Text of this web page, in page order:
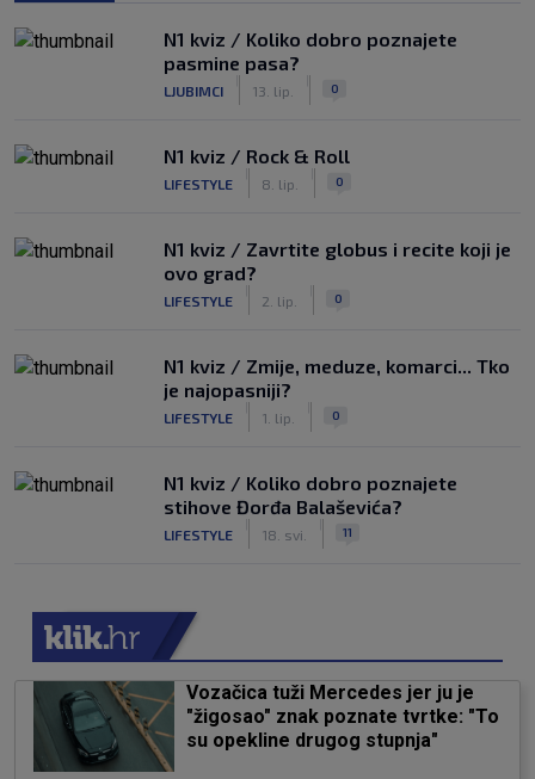
N1 kviz / Koliko dobro poznajete
pasmine pasa?
LJUBIMCI 13. lip. 0
N1 kviz / Rock & Roll
LIFESTYLE 8. lip. 0
N1 kviz / Zavrtite globus i recite koji je
ovo grad?
LIFESTYLE 2. lip. 0
N1 kviz / Zmije, meduze, komarci... Tko
je najopasniji?
LIFESTYLE 1. lip. 0
N1 kviz / Koliko dobro poznajete
stihove Đorđa Balaševića?
LIFESTYLE 18. svi. 11
Vozačica tuži Mercedes jer ju je
"žigosao" znak poznate tvrtke: "To
su opekline drugog stupnja"